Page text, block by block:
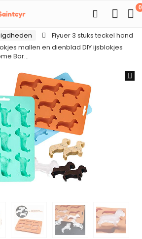
0
Fiyuer 3 stuks teckel hond
mallen en dienblad DIY ijsblokjes
Bar…